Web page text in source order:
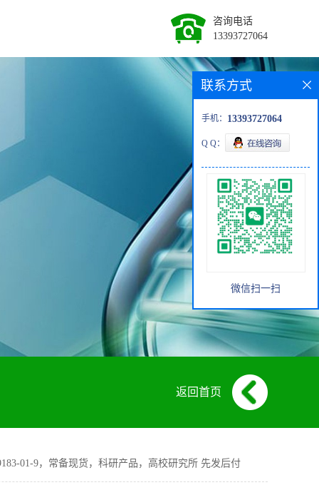
咨询电话
13393727064
返回首页
01-9，常备现货，科研产品，高校研究所 先发后付
联系方式
手机： 13393727064
Q Q：
微信扫一扫